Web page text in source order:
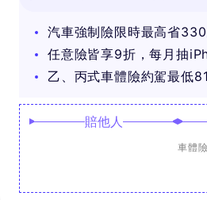
汽車強制險限時最高省
任意險皆享9折，每月抽
乙、丙式車體險約駕最低
賠他人
車體險